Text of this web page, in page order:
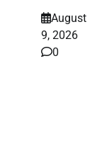
August
9, 2026
0